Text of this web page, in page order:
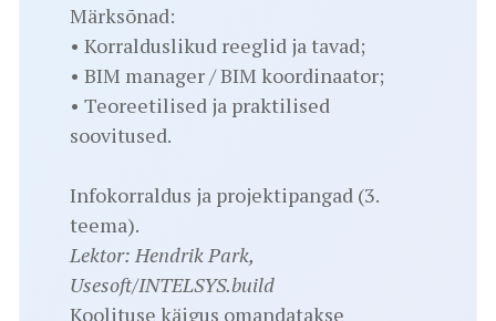
Märksõnad:
• Korralduslikud reeglid ja tavad;
• BIM manager / BIM koordinaator;
• Teoreetilised ja praktilised
soovitused.
Infokorraldus ja projektipangad (3.
teema).
Lektor: Hendrik Park,
Usesoft/INTELSYS.build
Koolituse käigus omandatakse